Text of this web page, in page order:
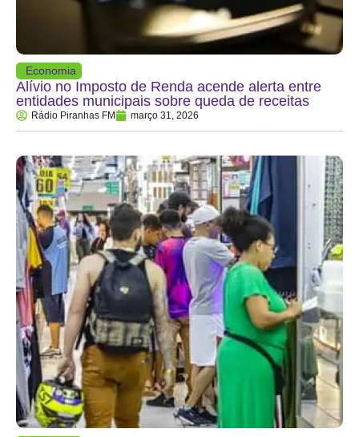
Economia
Alívio no Imposto de Renda acende alerta entre
entidades municipais sobre queda de receitas
Rádio Piranhas FM março 31, 2026